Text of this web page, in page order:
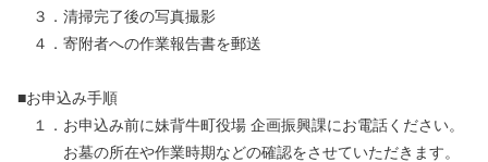
３．清掃完了後の写真撮影
４．寄附者への作業報告書を郵送
■お申込み手順
１．お申込み前に妹背牛町役場 企画振興課にお電話ください。
お墓の所在や作業時期などの確認をさせていただきます。